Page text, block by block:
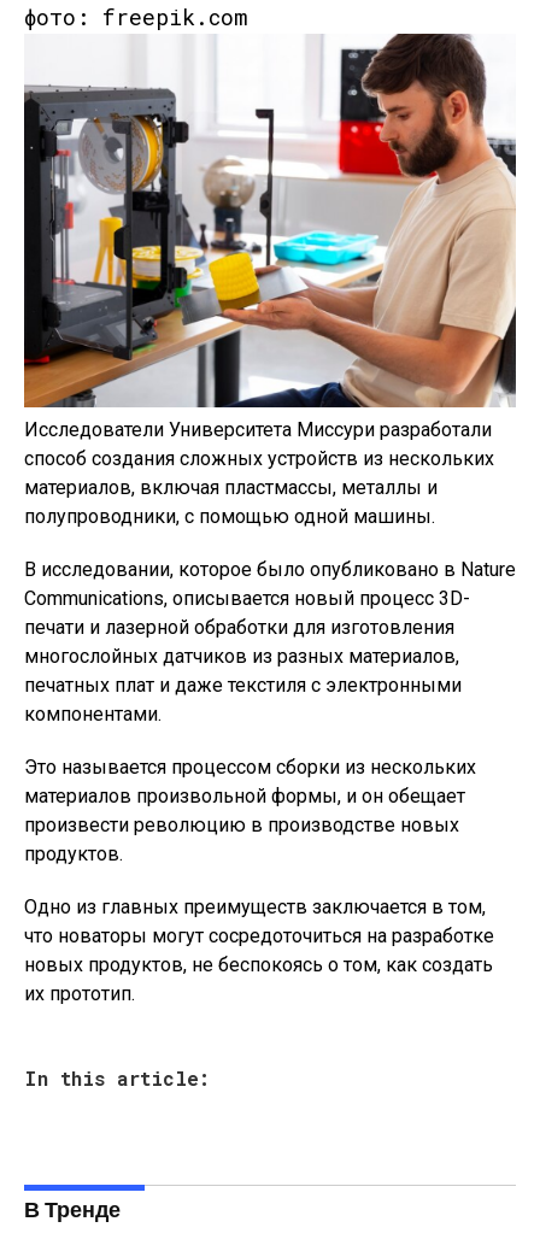
фото: freepik.com
Исследователи Университета Миссури разработали
способ создания сложных устройств из нескольких
материалов, включая пластмассы, металлы и
полупроводники, с помощью одной машины.
В исследовании, которое было опубликовано в Nature
Communications, описывается новый процесс 3D-
печати и лазерной обработки для изготовления
многослойных датчиков из разных материалов,
печатных плат и даже текстиля с электронными
компонентами.
Это называется процессом сборки из нескольких
материалов произвольной формы, и он обещает
произвести революцию в производстве новых
продуктов.
Одно из главных преимуществ заключается в том,
что новаторы могут сосредоточиться на разработке
новых продуктов, не беспокоясь о том, как создать
их прототип.
In this article:
В Тренде